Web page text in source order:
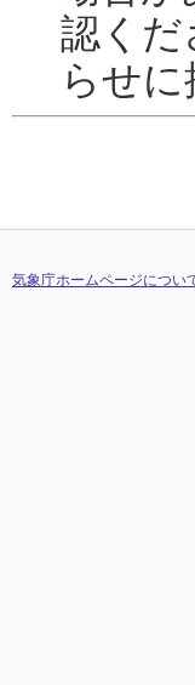
認くだ
らせに
気象庁ホームページについ